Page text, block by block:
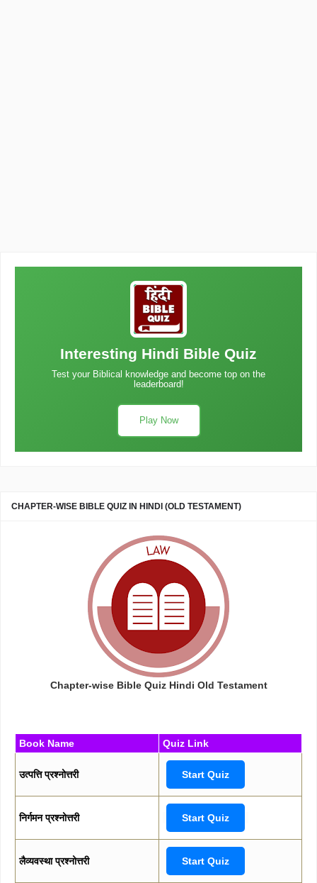
Interesting Hindi Bible Quiz
Test your Biblical knowledge and become top on the
leaderboard!
Play Now
CHAPTER-WISE BIBLE QUIZ IN HINDI (OLD TESTAMENT)
Chapter-wise Bible Quiz Hindi Old Testament
Book Name Quiz Link
उत्पत्ति प्रश्नोत्तरी Start Quiz
निर्गमन प्रश्नोत्तरी Start Quiz
लैव्यवस्था प्रश्नोत्तरी Start Quiz